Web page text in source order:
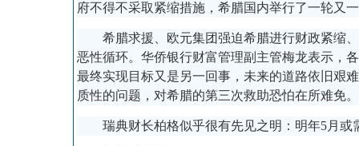
府不得不采取紧缩措施，希腊国内举行了一轮又
希腊求援、欧元集团强迫希腊进行财政紧缩、
恶性循环。华侨银行财富管理副主管梅龙表示，
最终实现目标又是另一回事，未来的道路依旧艰
质性的问题，对希腊的第三次救助恐怕在所难免。
瑞典财长柏格似乎很有先见之明：明年5月或